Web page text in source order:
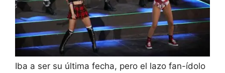
Iba a ser su última fecha, pero el lazo fan-ídolo